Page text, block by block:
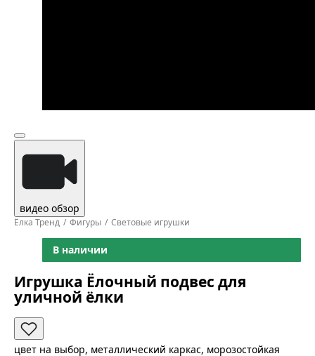
видео обзор
Ёлка Тренд Фигуры Световые игрушки
В наличии
Игрушка Ёлочный подвес для
уличной ёлки
цвет на выбор, металлический каркас, морозостойкая